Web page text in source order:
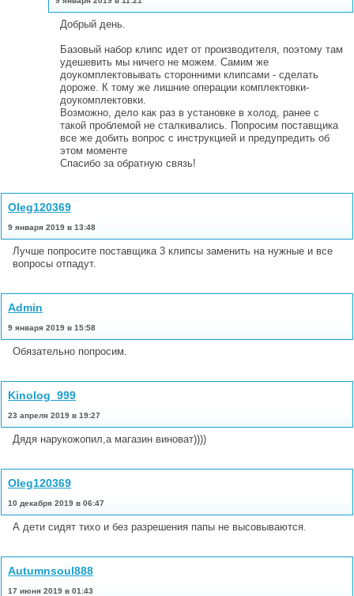
Добрый день.
Базовый набор клипс идет от производителя, поэтому там
удешевить мы ничего не можем. Самим же
доукомплектовывать сторонними клипсами - сделать
дороже. К тому же лишние операции комплектовки-
доукомплектовки.
Возможно, дело как раз в установке в холод, ранее с
такой проблемой не сталкивались. Попросим поставщика
все же добить вопрос с инструкцией и предупредить об
этом моменте
Спасибо за обратную связь!
Oleg120369
9 января 2019 в 13:48
Лучше попросите поставщика 3 клипсы заменить на нужные и все
вопросы отпадут.
Admin
9 января 2019 в 15:58
Обязательно попросим.
Kinolog_999
23 апреля 2019 в 19:27
Дядя нарукожопил,а магазин виноват))))
Oleg120369
10 декабря 2019 в 06:47
А дети сидят тихо и без разрешения папы не высовываются.
Autumnsoul888
17 июня 2019 в 01:43